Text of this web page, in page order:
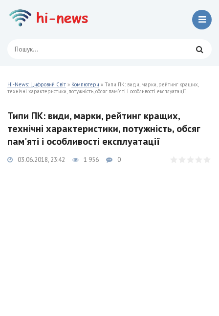
Hi-News: Цифровий Світ » Компютери » Типи ПК: види, марки, рейтинг кращих,
технічні характеристики, потужність, обсяг пам'яті і особливості експлуатації
Типи ПК: види, марки, рейтинг кращих,
технічні характеристики, потужність, обсяг
пам'яті і особливості експлуатації
03.06.2018, 23:42 1 956 0